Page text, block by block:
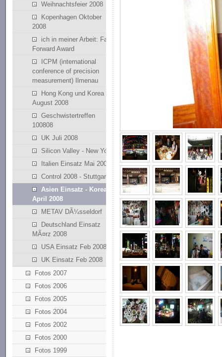
Weihnachtsfeier 2008
Kopenhagen Oktober
2008
ich in meiner Arbeit: Fast
Forward Award
ICPM (international
conference of precision
measurement) Ilmenau
Hong Kong und Korea
August 2008
Geschwistertreffen
100808
UK Juli 2008
Silicon Valley - New York
Italien Einsatz Mai 2008
Control 2008 - Stuttgart
Asien Einsatz - Korean
April 2008
METAV DÃ¼sseldorf
Deutschland Einsatz
MÃ¤rz 2008
USA Einsatz Feb 2008
UK Einsatz Feb 2008
Fotos 2007
Fotos 2006
Fotos 2005
Fotos 2004
Fotos 2002
Fotos 2000
Fotos 1999